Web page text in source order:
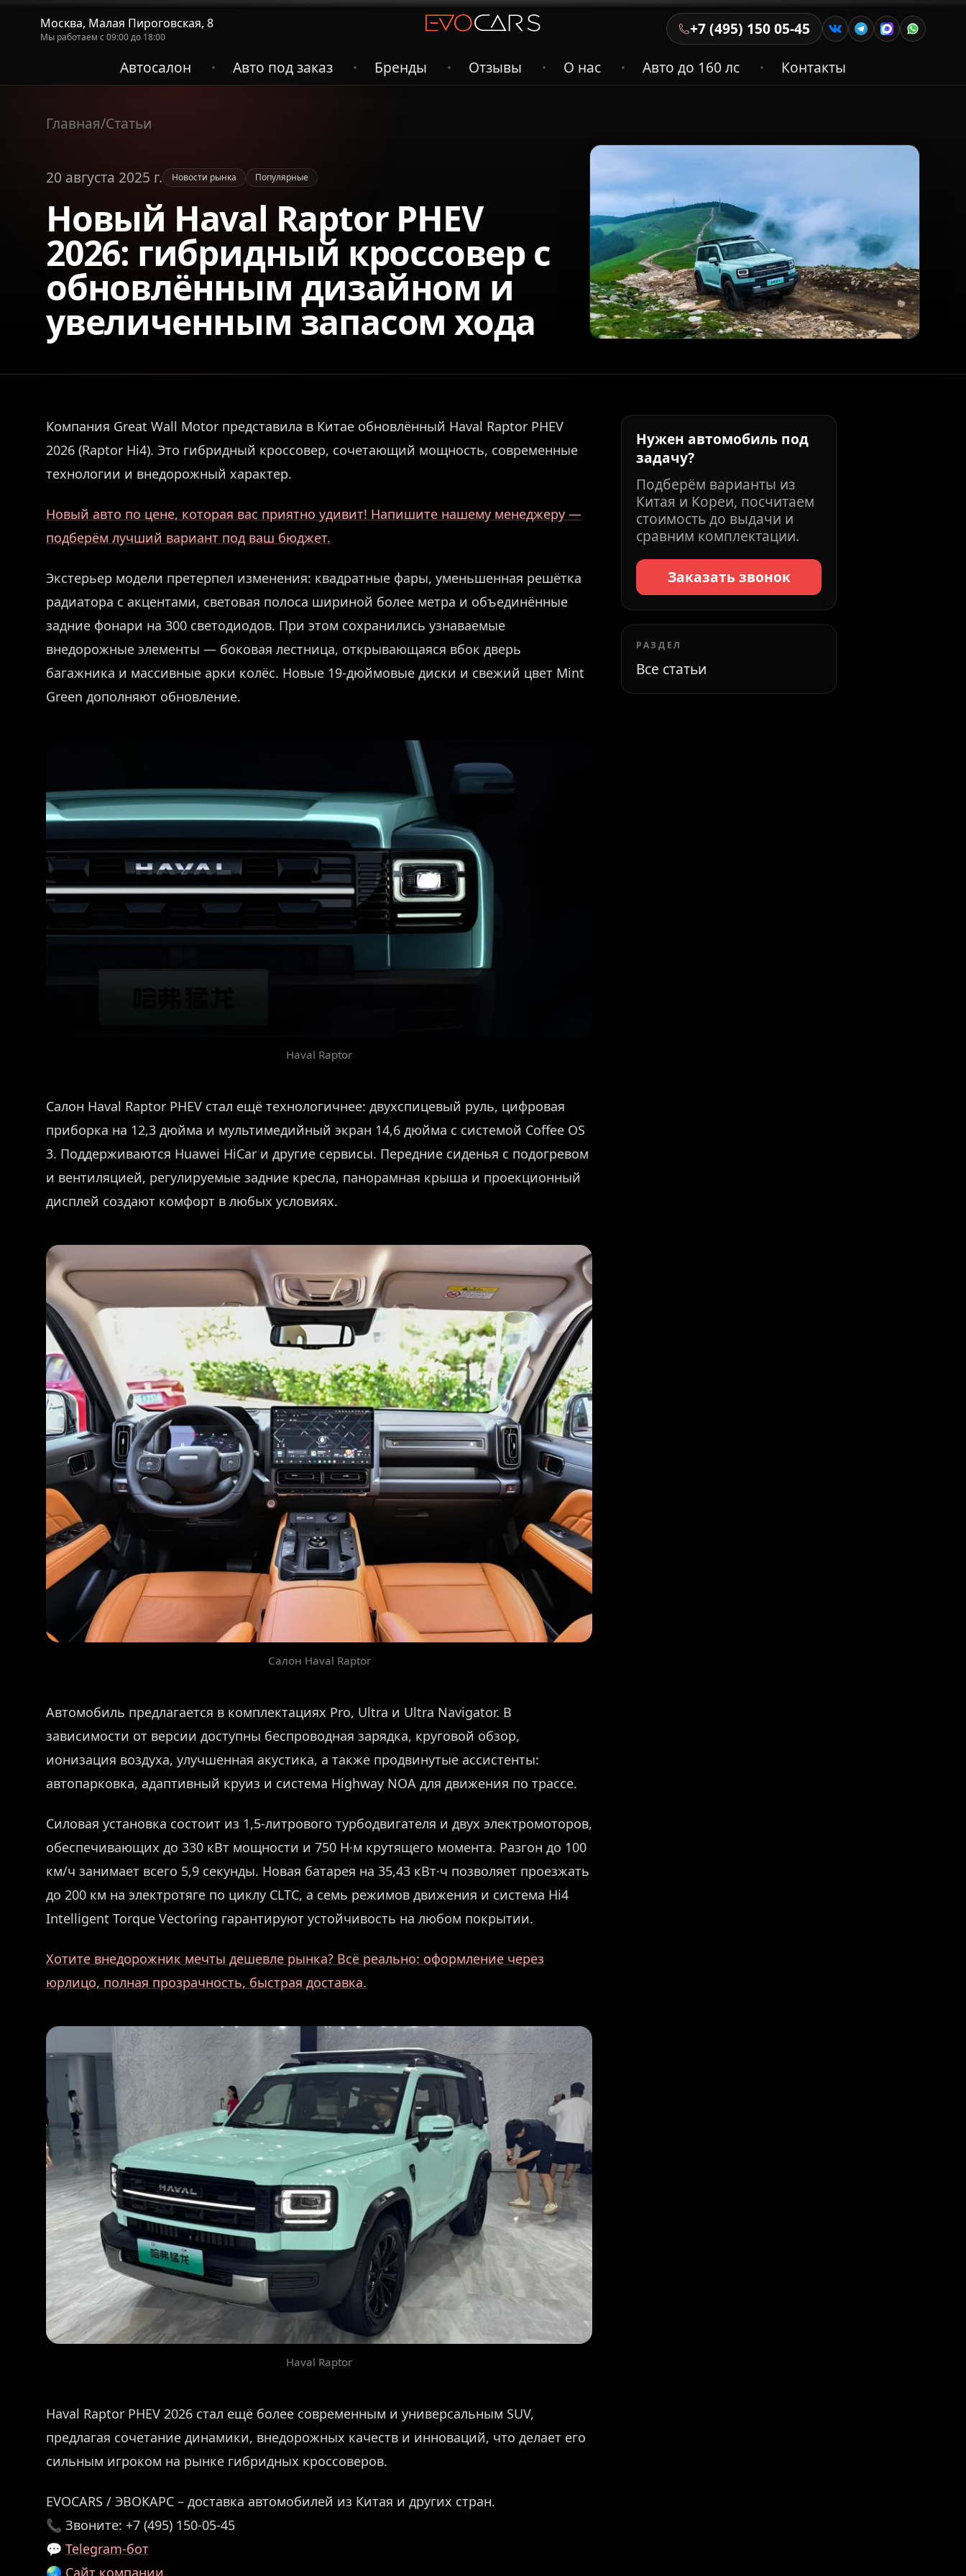
Москва, Малая Пироговская, 8
Мы работаем с 09:00 до 18:00
+7 (495) 150 05-45
Автосалон
• Авто под заказ • Бренды • Отзывы • О нас • Авто до 160 лс • Контакты
Главная/Статьи
20 августа 2025 г. Новости рынка Популярные
Новый Haval Raptor PHEV
2026: гибридный кроссовер с
обновлённым дизайном и
увеличенным запасом хода
Компания Great Wall Motor представила в Китае обновлённый Haval Raptor PHEV
2026 (Raptor Hi4). Это гибридный кроссовер, сочетающий мощность, современные
технологии и внедорожный характер.
Новый авто по цене, которая вас приятно удивит! Напишите нашему менеджеру —
подберём лучший вариант под ваш бюджет.
Экстерьер модели претерпел изменения: квадратные фары, уменьшенная решётка
радиатора с акцентами, световая полоса шириной более метра и объединённые
задние фонари на 300 светодиодов. При этом сохранились узнаваемые
внедорожные элементы — боковая лестница, открывающаяся вбок дверь
багажника и массивные арки колёс. Новые 19-дюймовые диски и свежий цвет Mint
Green дополняют обновление.
Haval Raptor
Салон Haval Raptor PHEV стал ещё технологичнее: двухспицевый руль, цифровая
приборка на 12,3 дюйма и мультимедийный экран 14,6 дюйма с системой Coffee OS
3. Поддерживаются Huawei HiCar и другие сервисы. Передние сиденья с подогревом
и вентиляцией, регулируемые задние кресла, панорамная крыша и проекционный
дисплей создают комфорт в любых условиях.
Салон Haval Raptor
Автомобиль предлагается в комплектациях Pro, Ultra и Ultra Navigator. В
зависимости от версии доступны беспроводная зарядка, круговой обзор,
ионизация воздуха, улучшенная акустика, а также продвинутые ассистенты:
автопарковка, адаптивный круиз и система Highway NOA для движения по трассе.
Силовая установка состоит из 1,5-литрового турбодвигателя и двух электромоторов,
обеспечивающих до 330 кВт мощности и 750 Н·м крутящего момента. Разгон до 100
км/ч занимает всего 5,9 секунды. Новая батарея на 35,43 кВт·ч позволяет проезжать
до 200 км на электротяге по циклу CLTC, а семь режимов движения и система Hi4
Intelligent Torque Vectoring гарантируют устойчивость на любом покрытии.
Хотите внедорожник мечты дешевле рынка? Всё реально: оформление через
юрлицо, полная прозрачность, быстрая доставка.
Haval Raptor
Haval Raptor PHEV 2026 стал ещё более современным и универсальным SUV,
предлагая сочетание динамики, внедорожных качеств и инноваций, что делает его
сильным игроком на рынке гибридных кроссоверов.
EVOCARS / ЭВОКАРС – доставка автомобилей из Китая и других стран.
📞 Звоните: +7 (495) 150-05-45
💬 Telegram-бот
Нужен автомобиль под
задачу?
Подберём варианты из
Китая и Кореи, посчитаем
стоимость до выдачи и
сравним комплектации.
Заказать звонок
РАЗДЕЛ
Все статьи